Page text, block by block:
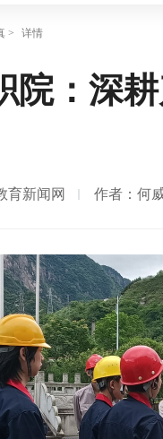
> 详情
院：深
育新闻网 作者：何